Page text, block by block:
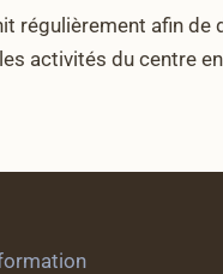
régulièrement afin
activités du centre